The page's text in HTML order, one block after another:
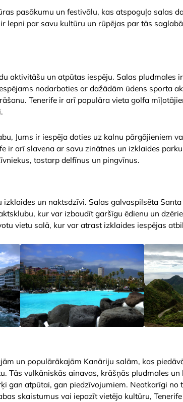
pasākumu un festivālu, kas atspoguļo salas
lepni par savu kultūru un rūpējas par tās
aktivitāšu un atpūtas iespēju. Salas pludmales
nodarboties ar dažādām ūdens sporta
Tenerife ir arī populāra vieta golfa
Jums ir iespēja doties uz kalnu pārgājieniem
ir arī slavena ar savu zinātnes un izklaides
tostarp delfīnus un pingvīnus.
izklaides un naktsdzīvi. Salas galvaspilsēta
kur var izbaudīt garšīgu ēdienu un
vietu salā, kur var atrast izklaides iespējas
un populārākajām Kanāriju salām, kas
Tās vulkāniskās ainavas, krāšņās pludmales
gan atpūtai, gan piedzīvojumiem. Neatkarīgi no
skaistumus vai iepazīt vietējo kultūru,